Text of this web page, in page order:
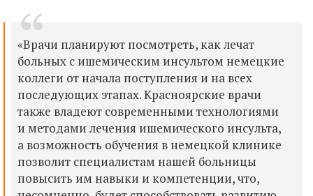
«Врачи планируют посмотреть, как лечат
больных с ишемическим инсультом немецкие
коллеги от начала поступления и на всех
последующих этапах. Красноярские врачи
также владеют современными технологиями
и методами лечения ишемического инсульта,
а возможность обучения в немецкой клинике
позволит специалистам нашей больницы
повысить им навыки и компетенции, что,